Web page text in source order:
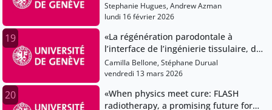
Stephanie Hugues, Andrew Azman
lundi 16 février 2026
19
«La régénération parodontale à
l’interface de l’ingénierie tissulaire, de
la recherche préclinique et de
l’innovation»
Camilla Bellone, Stéphane Durual
vendredi 13 mars 2026
20
«When physics meet cure: FLASH
radiotherapy, a promising future for